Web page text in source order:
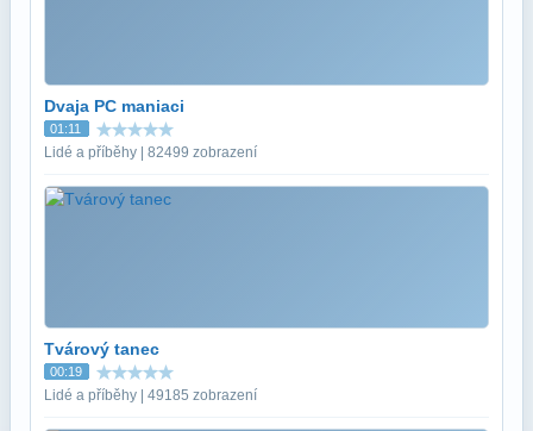
Dvaja PC maniaci
01:11
Lidé a příběhy | 82499 zobrazení
Tvárový tanec
00:19
Lidé a příběhy | 49185 zobrazení